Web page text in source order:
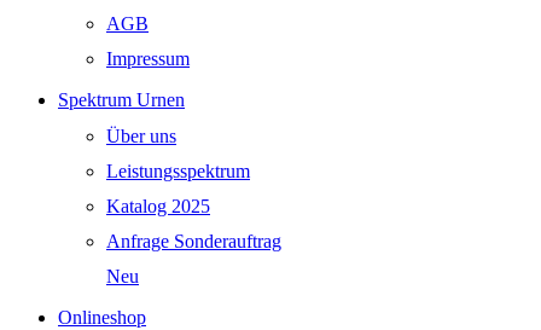
AGB
Impressum
Spektrum Urnen
Über uns
Leistungsspektrum
Katalog 2025
Anfrage Sonderauftrag
Neu
Onlineshop